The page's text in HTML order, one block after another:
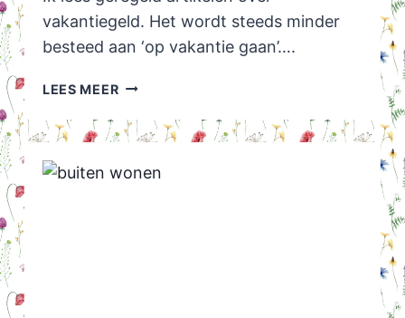
vakantiegeld. Het wordt steeds minder
besteed aan ‘op vakantie gaan’….
LEES MEERVAKANTIEGELD:
VAN
BRUTOLOON